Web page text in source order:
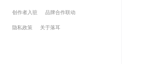
创作者入驻 品牌合作联动
隐私政策 关于落耳